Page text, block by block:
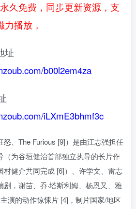
久免费，同步更新资源，支
播放，
址
b00l2em4za
iLXmE3bhmf3c
怒、The Furious [9]）是由江志强担任
（为谷垣健治首部独立执导的长片作
村健介共同完成 [6]）、许学文、雷志
，谢苗、乔·塔斯利姆、杨恩又、雅
演的动作惊悚片 [4]，制片国家/地区